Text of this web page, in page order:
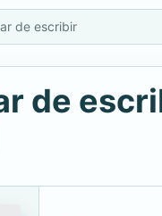
de escribir
de